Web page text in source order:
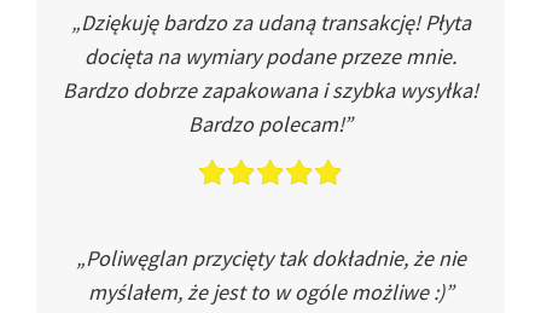
„Dziękuję bardzo za udaną transakcję! Płyta
docięta na wymiary podane przeze mnie.
Bardzo dobrze zapakowana i szybka wysyłka!
Bardzo polecam!”
„Poliwęglan przycięty tak dokładnie, że nie
myślałem, że jest to w ogóle możliwe :)”